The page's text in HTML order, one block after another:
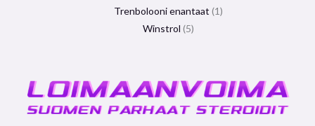
Trenbolooni enantaat 1
Winstrol 5